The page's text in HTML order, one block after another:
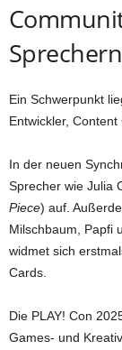
Ein Schwerpunkt
Entwickler,
In der neuen
Sprecher wie Julia
Piece) auf.
Milschbaum, Papfi
widmet sich
Cards.
Die PLAY! Con
Games- und